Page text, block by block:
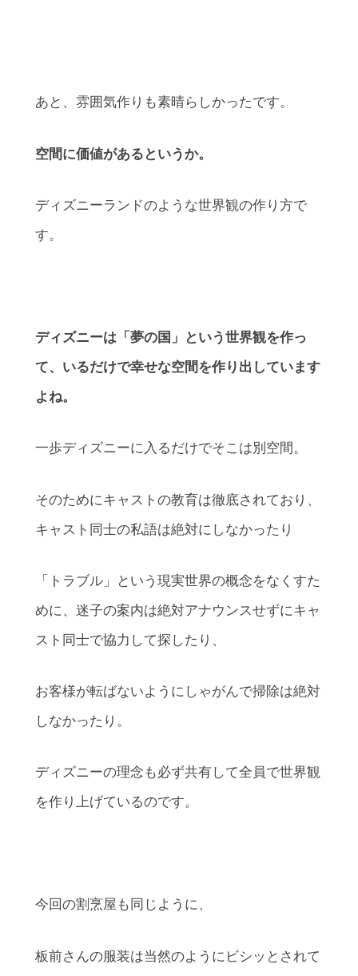
あと、雰囲気作りも素晴らしかったです。
空間に価値があるというか。
ディズニーランドのような世界観の作り方で
す。
ディズニーは「夢の国」という世界観を作っ
て、いるだけで幸せな空間を作り出しています
よね。
一歩ディズニーに入るだけでそこは別空間。
そのためにキャストの教育は徹底されており、
キャスト同士の私語は絶対にしなかったり
「トラブル」という現実世界の概念をなくすた
めに、迷子の案内は絶対アナウンスせずにキャ
スト同士で協力して探したり、
お客様が転ばないようにしゃがんで掃除は絶対
しなかったり。
ディズニーの理念も必ず共有して全員で世界観
を作り上げているのです。
今回の割烹屋も同じように、
板前さんの服装は当然のようにビシッとされて